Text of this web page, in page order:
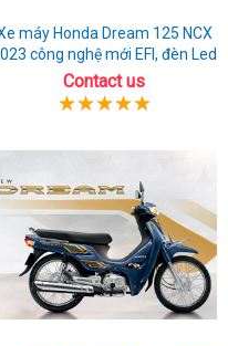
máy Honda Dream 125 NCX
công nghệ mới EFI, đèn Led
Contact us